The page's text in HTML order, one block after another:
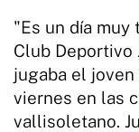
"Es un día muy
Club Deportivo
jugaba el
viernes en las
vallisoletano.